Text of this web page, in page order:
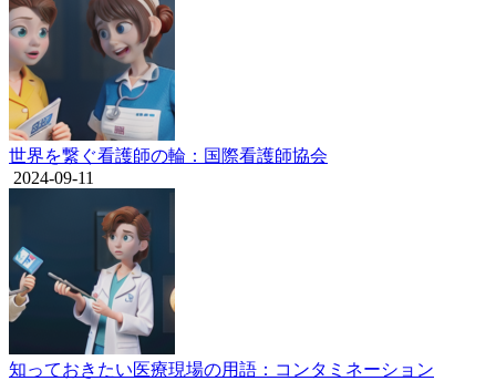
世界を繋ぐ看護師の輪：国際看護師協会
2024-09-11
知っておきたい医療現場の用語：コンタミネーション